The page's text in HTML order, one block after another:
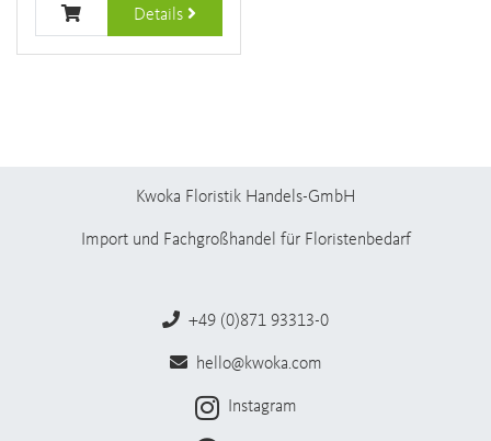
Details
Kwoka Floristik Handels-GmbH
Import und Fachgroßhandel für Floristenbedarf
+49 (0)871 93313-0
hello@kwoka.com
Instagram